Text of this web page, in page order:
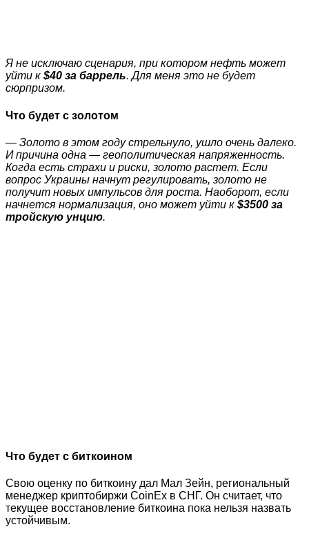
Я не исключаю сценария, при котором нефть может
уйти к $40 за баррель. Для меня это не будет
сюрпризом.
Что будет с золотом
— Золото в этом году стрельнуло, ушло очень далеко.
И причина одна — геополитическая напряженность.
Когда есть страхи и риски, золото растет. Если
вопрос Украины начнут регулировать, золото не
получит новых импульсов для роста. Наоборот, если
начнется нормализация, оно может уйти к $3500 за
тройскую унцию.
Что будет с биткоином
Свою оценку по биткоину дал Мал Зейн, региональный
менеджер криптобиржи CoinEx в СНГ. Он считает, что
текущее восстановление биткоина пока нельзя назвать
устойчивым.